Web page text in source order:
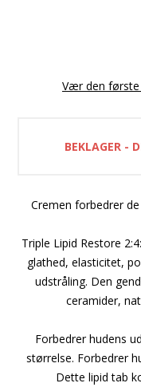
Vær den
BEKLAGER -
Cremen forbedrer
Triple Lipid Restore
glathed, elasticitet,
udstråling. Den
ceramider,
Forbedrer hudens
størrelse. Forbedrer
Dette lipid tab